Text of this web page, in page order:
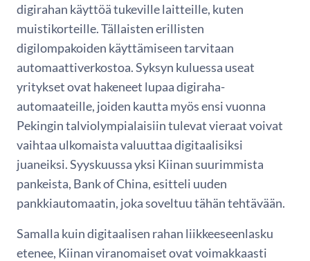
digirahan käyttöä tukeville laitteille, kuten
muistikorteille. Tällaisten erillisten
digilompakoiden käyttämiseen tarvitaan
automaattiverkostoa. Syksyn kuluessa useat
yritykset ovat hakeneet lupaa digiraha-
automaateille, joiden kautta myös ensi vuonna
Pekingin talviolympialaisiin tulevat vieraat voivat
vaihtaa ulkomaista valuuttaa digitaalisiksi
juaneiksi. Syyskuussa yksi Kiinan suurimmista
pankeista, Bank of China, esitteli uuden
pankkiautomaatin, joka soveltuu tähän tehtävään.
Samalla kuin digitaalisen rahan liikkeeseenlasku
etenee, Kiinan viranomaiset ovat voimakkaasti